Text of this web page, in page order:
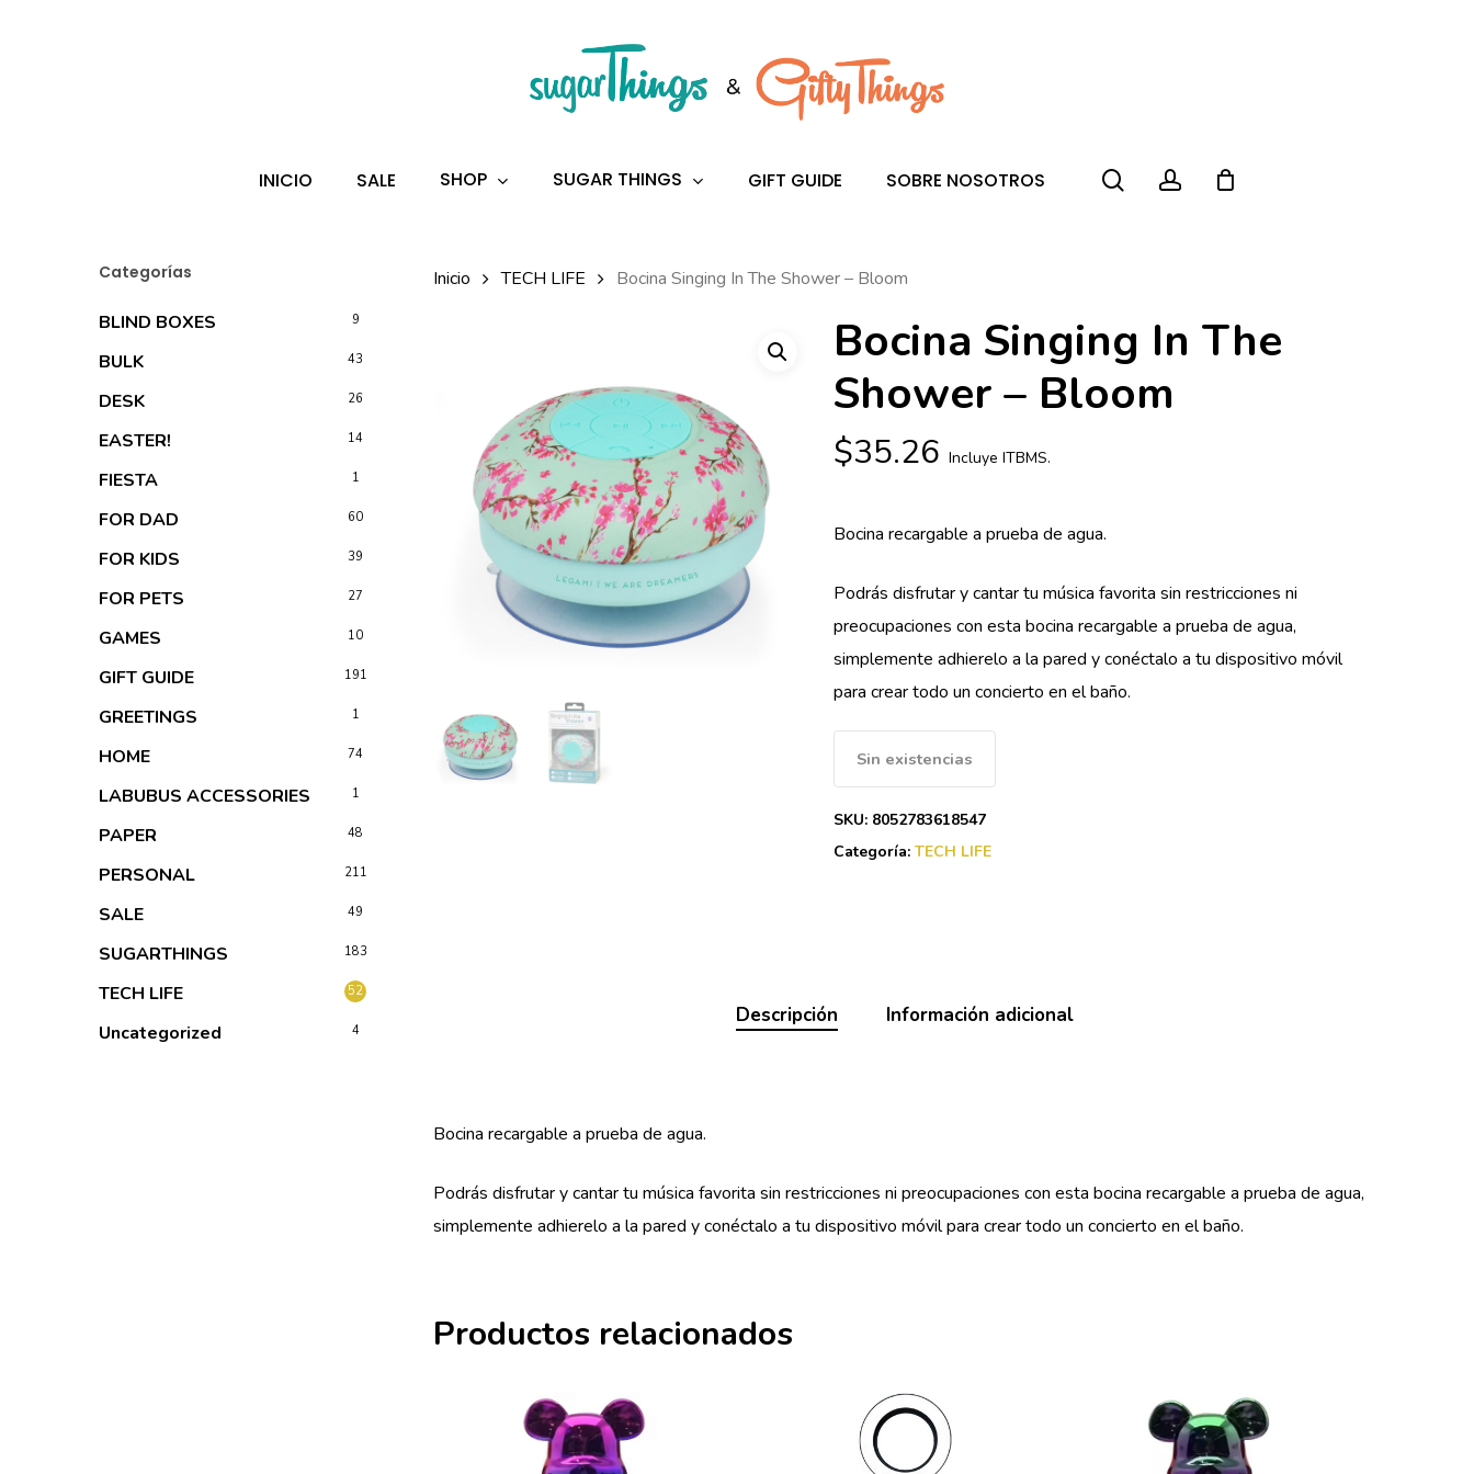
INICIO SALE SHOP SUGAR THINGS GIFT GUIDE SOBRE NOSOTROS searchaccount
Categorías
BLIND BOXES 9
BULK 43
DESK 26
EASTER! 14
FIESTA 1
FOR DAD 60
FOR KIDS 39
FOR PETS 27
GAMES 10
GIFT GUIDE 191
GREETINGS 1
HOME 74
LABUBUS ACCESSORIES 1
PAPER 48
PERSONAL 211
SALE 49
SUGARTHINGS 183
TECH LIFE 52
Uncategorized 4
Inicio TECH LIFE Bocina Singing In The Shower – Bloom
Bocina Singing In The
Shower – Bloom
$35.26 Incluye ITBMS.
Bocina recargable a prueba de agua.
Podrás disfrutar y cantar tu música favorita sin restricciones ni
preocupaciones con esta bocina recargable a prueba de agua,
simplemente adhierelo a la pared y conéctalo a tu dispositivo móvil
para crear todo un concierto en el baño.
Sin existencias
SKU: 8052783618547
Categoría:TECH LIFE
Descripción Información adicional
Bocina recargable a prueba de agua.
Podrás disfrutar y cantar tu música favorita sin restricciones ni preocupaciones con esta bocina recargable a prueba de agua,
simplemente adhierelo a la pared y conéctalo a tu dispositivo móvil para crear todo un concierto en el baño.
Productos relacionados